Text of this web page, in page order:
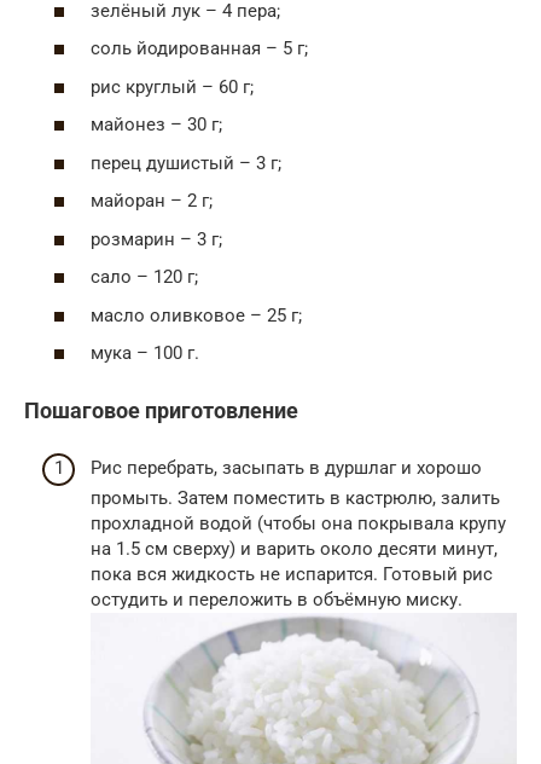
зелёный лук – 4 пера;
соль йодированная – 5 г;
рис круглый – 60 г;
майонез – 30 г;
перец душистый – 3 г;
майоран – 2 г;
розмарин – 3 г;
сало – 120 г;
масло оливковое – 25 г;
мука – 100 г.
Пошаговое приготовление
Рис перебрать, засыпать в дуршлаг и хорошо
промыть. Затем поместить в кастрюлю, залить
прохладной водой (чтобы она покрывала крупу
на 1.5 см сверху) и варить около десяти минут,
пока вся жидкость не испарится. Готовый рис
остудить и переложить в объёмную миску.